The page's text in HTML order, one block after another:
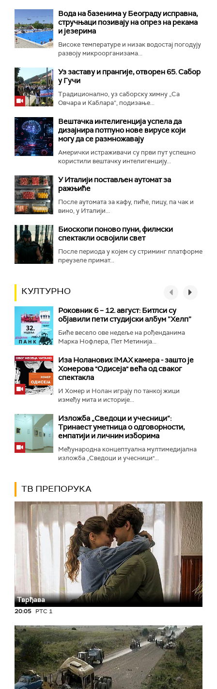
Вода на базенима у Београду исправна,
стручњаци позивају на опрез на рекама
и језерима
Високе температуре и низак водостај погодују
развоју микроорганизама...
Уз заставу и прангије, отворен 65. Сабор
у Гучи
Традиционално, уз саборску химну „Са
Овчара и Каблара“, подизање...
Вештачка интелигенција успела да
дизајнира потпуно нове вирусе који
могу да се размножавају
Амерички истраживачи су први пут успешно
користили вештачку интелигенцију...
У Италији постављен аутомат за
ражњиће
После аутомата за кафу, пиће, пицу, па чак и
вино, у Италији...
Биоскопи поново пуни, филмски
спектакли освојили свет
После периода у којем су стриминг платформе
преузеле примат...
КУЛТУРНО
Роковник 6 – 12. август: Битлси су
објавили пети студијски албум ”Хелп”
Биће весело ове недеље на рођенданима
Марка Нофлера, Пет Метинија...
Иза Ноланових IMAX камера - зашто је
Хомерова "Одисеја" већа од сваког
спектакла
И Хомер и Нолан играју по танкој жици
између мита и историје...
Изложба „Сведоци и учесници“:
Тринаест уметница о одговорности,
емпатији и личним изборима
Међународна концептуална мултимедијална
изложба „Сведоци и учесници"...
ТВ ПРЕПОРУКА
Тврђава
20:05 РТС 1